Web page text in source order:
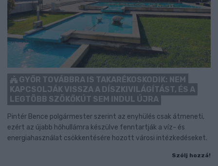
GYŐR TOVÁBBRA IS TAKARÉKOSKODIK: NEM
KAPCSOLJÁK VISSZA A DÍSZKIVILÁGÍTÁST, ÉS A
LEGTÖBB SZÖKŐKÚT SEM INDUL ÚJRA
Pintér Bence polgármester szerint az enyhülés csak átmeneti,
ezért az újabb hőhullámra készülve fenntartják a víz- és
energiahasználat csökkentésére hozott városi intézkedéseket.
Szólj hozzá!